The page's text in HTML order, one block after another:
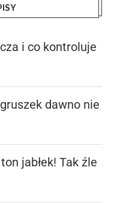
i co kontroluje
dawno nie
jabłek! Tak źle